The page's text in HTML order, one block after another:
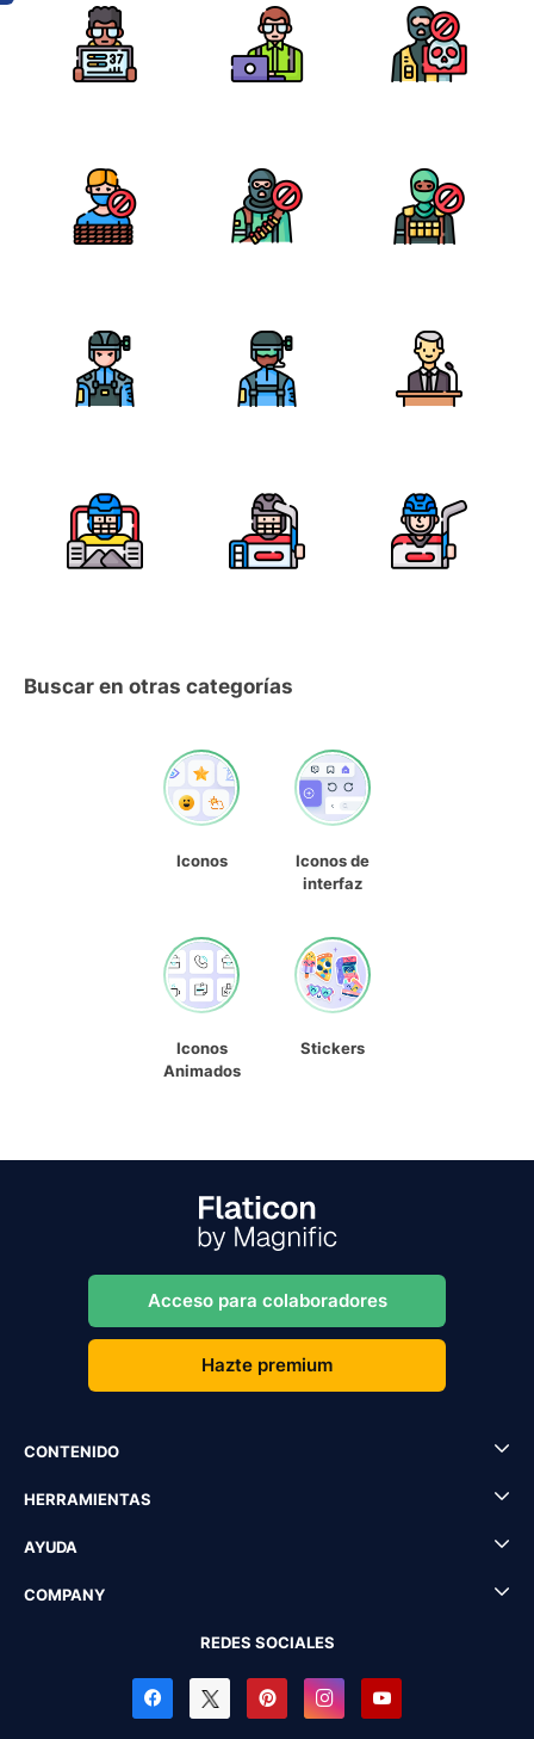
Buscar en otras categorías
Iconos
Iconos de
interfaz
Iconos
Animados
Stickers
Acceso para colaboradores
Hazte premium
CONTENIDO
HERRAMIENTAS
AYUDA
COMPANY
REDES SOCIALES